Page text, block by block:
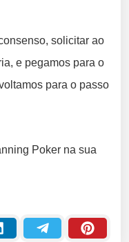
solicitar ao
e pegamos para o
para o passo
Poker na sua